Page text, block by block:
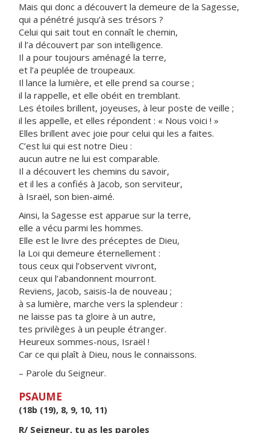
Mais qui donc a découvert la demeure de la Sagesse,
qui a pénétré jusqu’à ses trésors ?
Celui qui sait tout en connaît le chemin,
il l’a découvert par son intelligence.
Il a pour toujours aménagé la terre,
et l’a peuplée de troupeaux.
Il lance la lumière, et elle prend sa course ;
il la rappelle, et elle obéit en tremblant.
Les étoiles brillent, joyeuses, à leur poste de veille ;
il les appelle, et elles répondent : « Nous voici ! »
Elles brillent avec joie pour celui qui les a faites.
C’est lui qui est notre Dieu :
aucun autre ne lui est comparable.
Il a découvert les chemins du savoir,
et il les a confiés à Jacob, son serviteur,
à Israël, son bien-aimé.
Ainsi, la Sagesse est apparue sur la terre,
elle a vécu parmi les hommes.
Elle est le livre des préceptes de Dieu,
la Loi qui demeure éternellement :
tous ceux qui l’observent vivront,
ceux qui l’abandonnent mourront.
Reviens, Jacob, saisis-la de nouveau ;
à sa lumière, marche vers la splendeur :
ne laisse pas ta gloire à un autre,
tes privilèges à un peuple étranger.
Heureux sommes-nous, Israël !
Car ce qui plaît à Dieu, nous le connaissons.
– Parole du Seigneur.
PSAUME
(18b (19), 8, 9, 10, 11)
R/ Seigneur, tu as les paroles